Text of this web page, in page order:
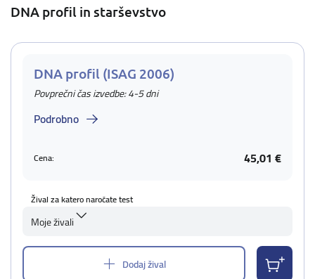
DNA profil in starševstvo
DNA profil (ISAG 2006)
Povprečni čas izvedbe: 4-5 dni
Podrobno
Cena: 45,01 €
Žival za katero naročate test
Moje živali
Dodaj žival